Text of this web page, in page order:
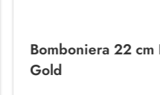
Bomboniera 22
Gold